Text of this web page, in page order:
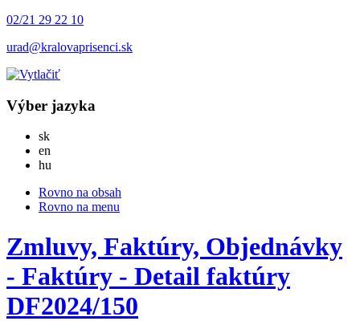
02/21 29 22 10
urad@kralovaprisenci.sk
Výber jazyka
skSlovensky
en
hu
Rovno na obsah
Rovno na menu
Zmluvy, Faktúry, Objednávky
- Faktúry - Detail faktúry
DF2024/150